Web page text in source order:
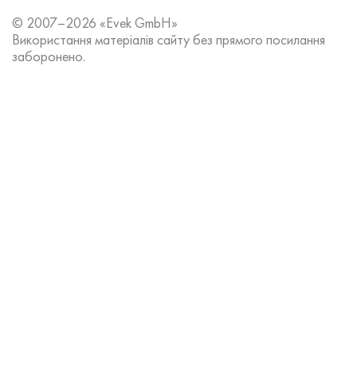
© 2007–2026 «Evek GmbH»
Використання матеріалів сайту без прямого посилання
заборонено.